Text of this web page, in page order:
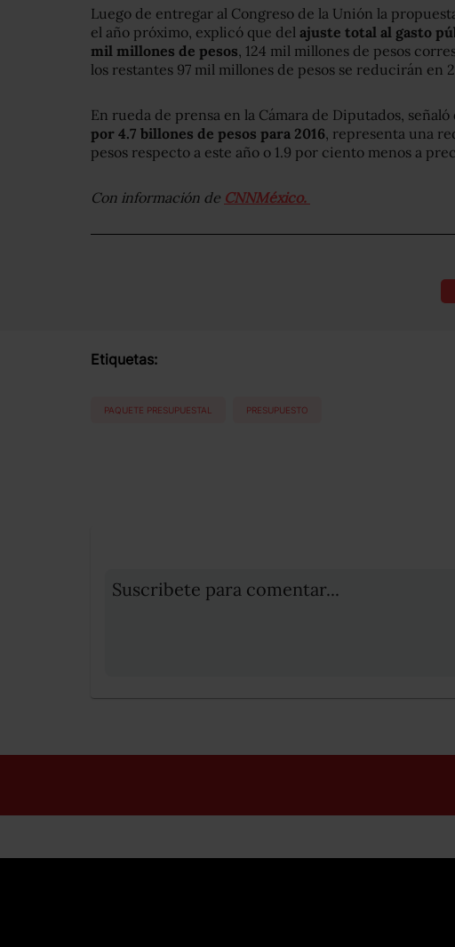
Luego de entregar al Congreso de la Unión la
el año próximo, explicó que del ajuste total al gasto
mil millones de pesos, 124 mil millones de pesos
los restantes 97 mil millones de pesos se reducirán en
En rueda de prensa en la Cámara de Diputados, señaló
por 4.7 billones de pesos para 2016, representa una
pesos respecto a este año o 1.9 por ciento menos a
Con información de CNNMéxico.
Etiquetas:
PAQUETE PRESUPUESTAL PRESUPUESTO
Suscribete para comentar...